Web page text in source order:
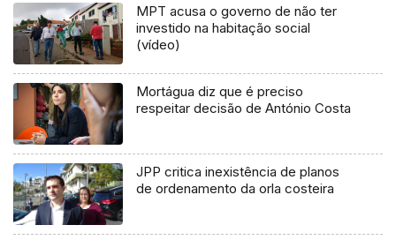
MPT acusa o governo de não ter
investido na habitação social
(vídeo)
Mortágua diz que é preciso
respeitar decisão de António Costa
JPP critica inexistência de planos
de ordenamento da orla costeira